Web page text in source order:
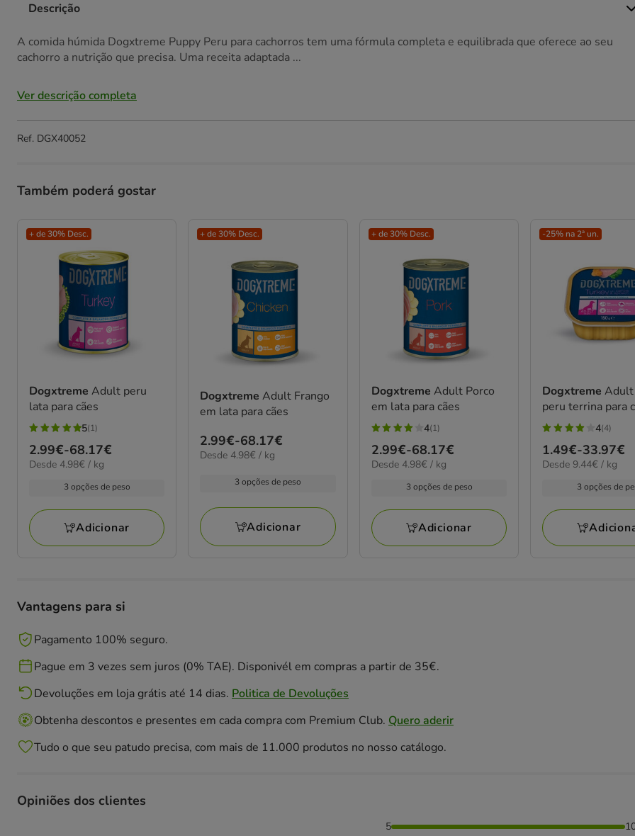
Descrição
A comida húmida Dogxtreme Puppy Peru para cachorros tem uma fórmula completa e equilibrada que oferece ao seu
cachorro a nutrição que precisa. Uma receita adaptada ...
Ver descrição completa
Ref. DGX40052
Também poderá gostar
+ de 30% Desc.
Dogxtreme Adult peru
lata para cães
5
estrelas
com
5(1)
Preço
de
68.17€
2.99€-68.17€
4.98€
Desde 4.98€ / kg
3 opções de peso
Adicionar
+ de 30% Desc.
DogxtremeAdult Frango
em lata para cães
Preço
de
68.17€
2.99€-68.17€
4.98€
Desde 4.98€ / kg
3 opções de peso
Adicionar
+ de 30% Desc.
Dogxtreme Adult Porco
em lata para cães
4
estrelas
com
4(1)
Preço
de
68.17€
2.99€-68.17€
4.98€
Desde 4.98€ / kg
3 opções de peso
Adicionar
-25% na 2ª un.
DogxtremeAdult
peru terrina para
4
estrelas
com
4(4)
Preço
de
33.97€
1.49€-33.97€
9.44€
Desde 9.44€ / kg
3 opções de
Vantagens para si
Pagamento 100% seguro.
Pague em 3 vezes sem juros (0% TAE). Disponivél em compras a partir de 35€.
Devoluções em loja grátis até 14 dias. Politica de Devoluções
Obtenha descontos e presentes em cada compra com Premium Club. Quero aderir
Tudo o que seu patudo precisa, com mais de 11.000 produtos no nosso catálogo.
Opiniões dos clientes
5